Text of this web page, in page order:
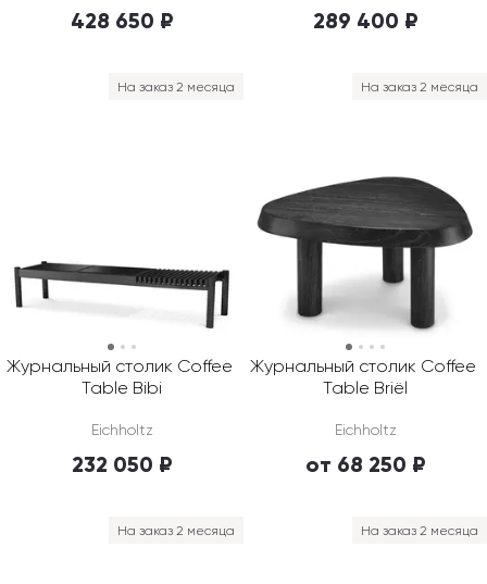
428 650 ₽ 289 400 ₽
Журнальный столик Coffee
Table Bibi
Eichholtz
232 050 ₽
На заказ 2 месяца
Журнальный столик Coffee
Table Briël
Eichholtz
от 68 250 ₽
На заказ 2 месяца
На заказ 2 месяца На заказ 2 месяца